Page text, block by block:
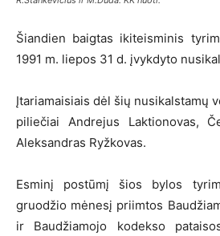
Šiandien baigtas ikiteisminis
1991 m. liepos 31 d. įvykdyto
Įtariamaisiais dėl šių nusikalstamų
piliečiai Andrejus Laktionovas,
Aleksandras Ryžkovas.
Esminį postūmį šios bylos
gruodžio mėnesį priimtos
ir Baudžiamojo kodekso